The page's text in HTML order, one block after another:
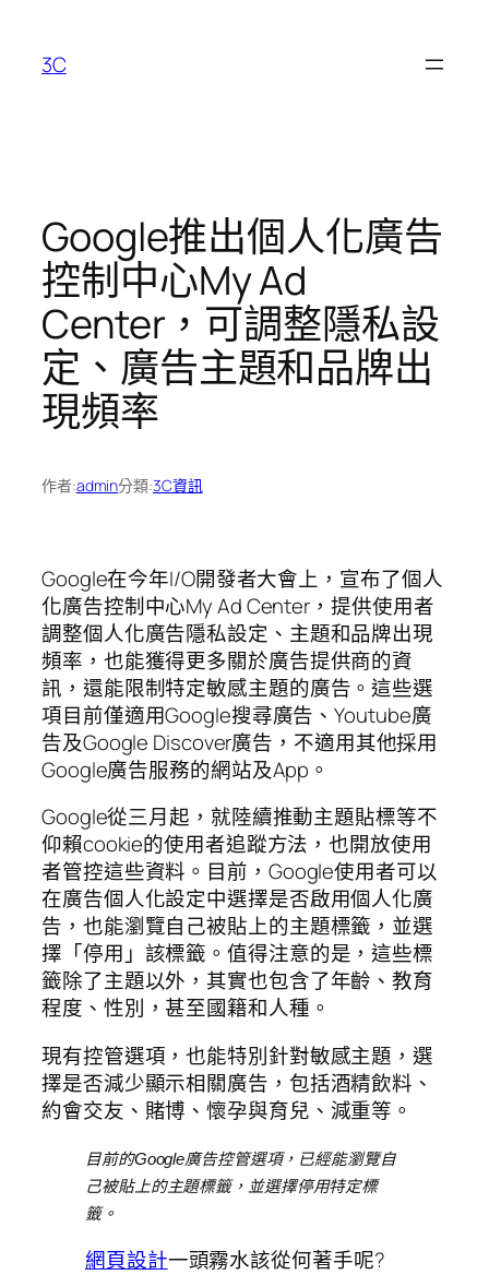
3C
Google推出個人化廣告
控制中心My Ad
Center，可調整隱私設
定、廣告主題和品牌出
現頻率
作者:admin分類:3C資訊
Google在今年I/O開發者大會上，宣布了個人
化廣告控制中心My Ad Center，提供使用者
調整個人化廣告隱私設定、主題和品牌出現
頻率，也能獲得更多關於廣告提供商的資
訊，還能限制特定敏感主題的廣告。這些選
項目前僅適用Google搜尋廣告、Youtube廣
告及Google Discover廣告，不適用其他採用
Google廣告服務的網站及App。
Google從三月起，就陸續推動主題貼標等不
仰賴cookie的使用者追蹤方法，也開放使用
者管控這些資料。目前，Google使用者可以
在廣告個人化設定中選擇是否啟用個人化廣
告，也能瀏覽自己被貼上的主題標籤，並選
擇「停用」該標籤。值得注意的是，這些標
籤除了主題以外，其實也包含了年齡、教育
程度、性別，甚至國籍和人種。
現有控管選項，也能特別針對敏感主題，選
擇是否減少顯示相關廣告，包括酒精飲料、
約會交友、賭博、懷孕與育兒、減重等。
目前的Google廣告控管選項，已經能瀏覽自
己被貼上的主題標籤，並選擇停用特定標
籤。
網頁設計一頭霧水該從何著手呢?